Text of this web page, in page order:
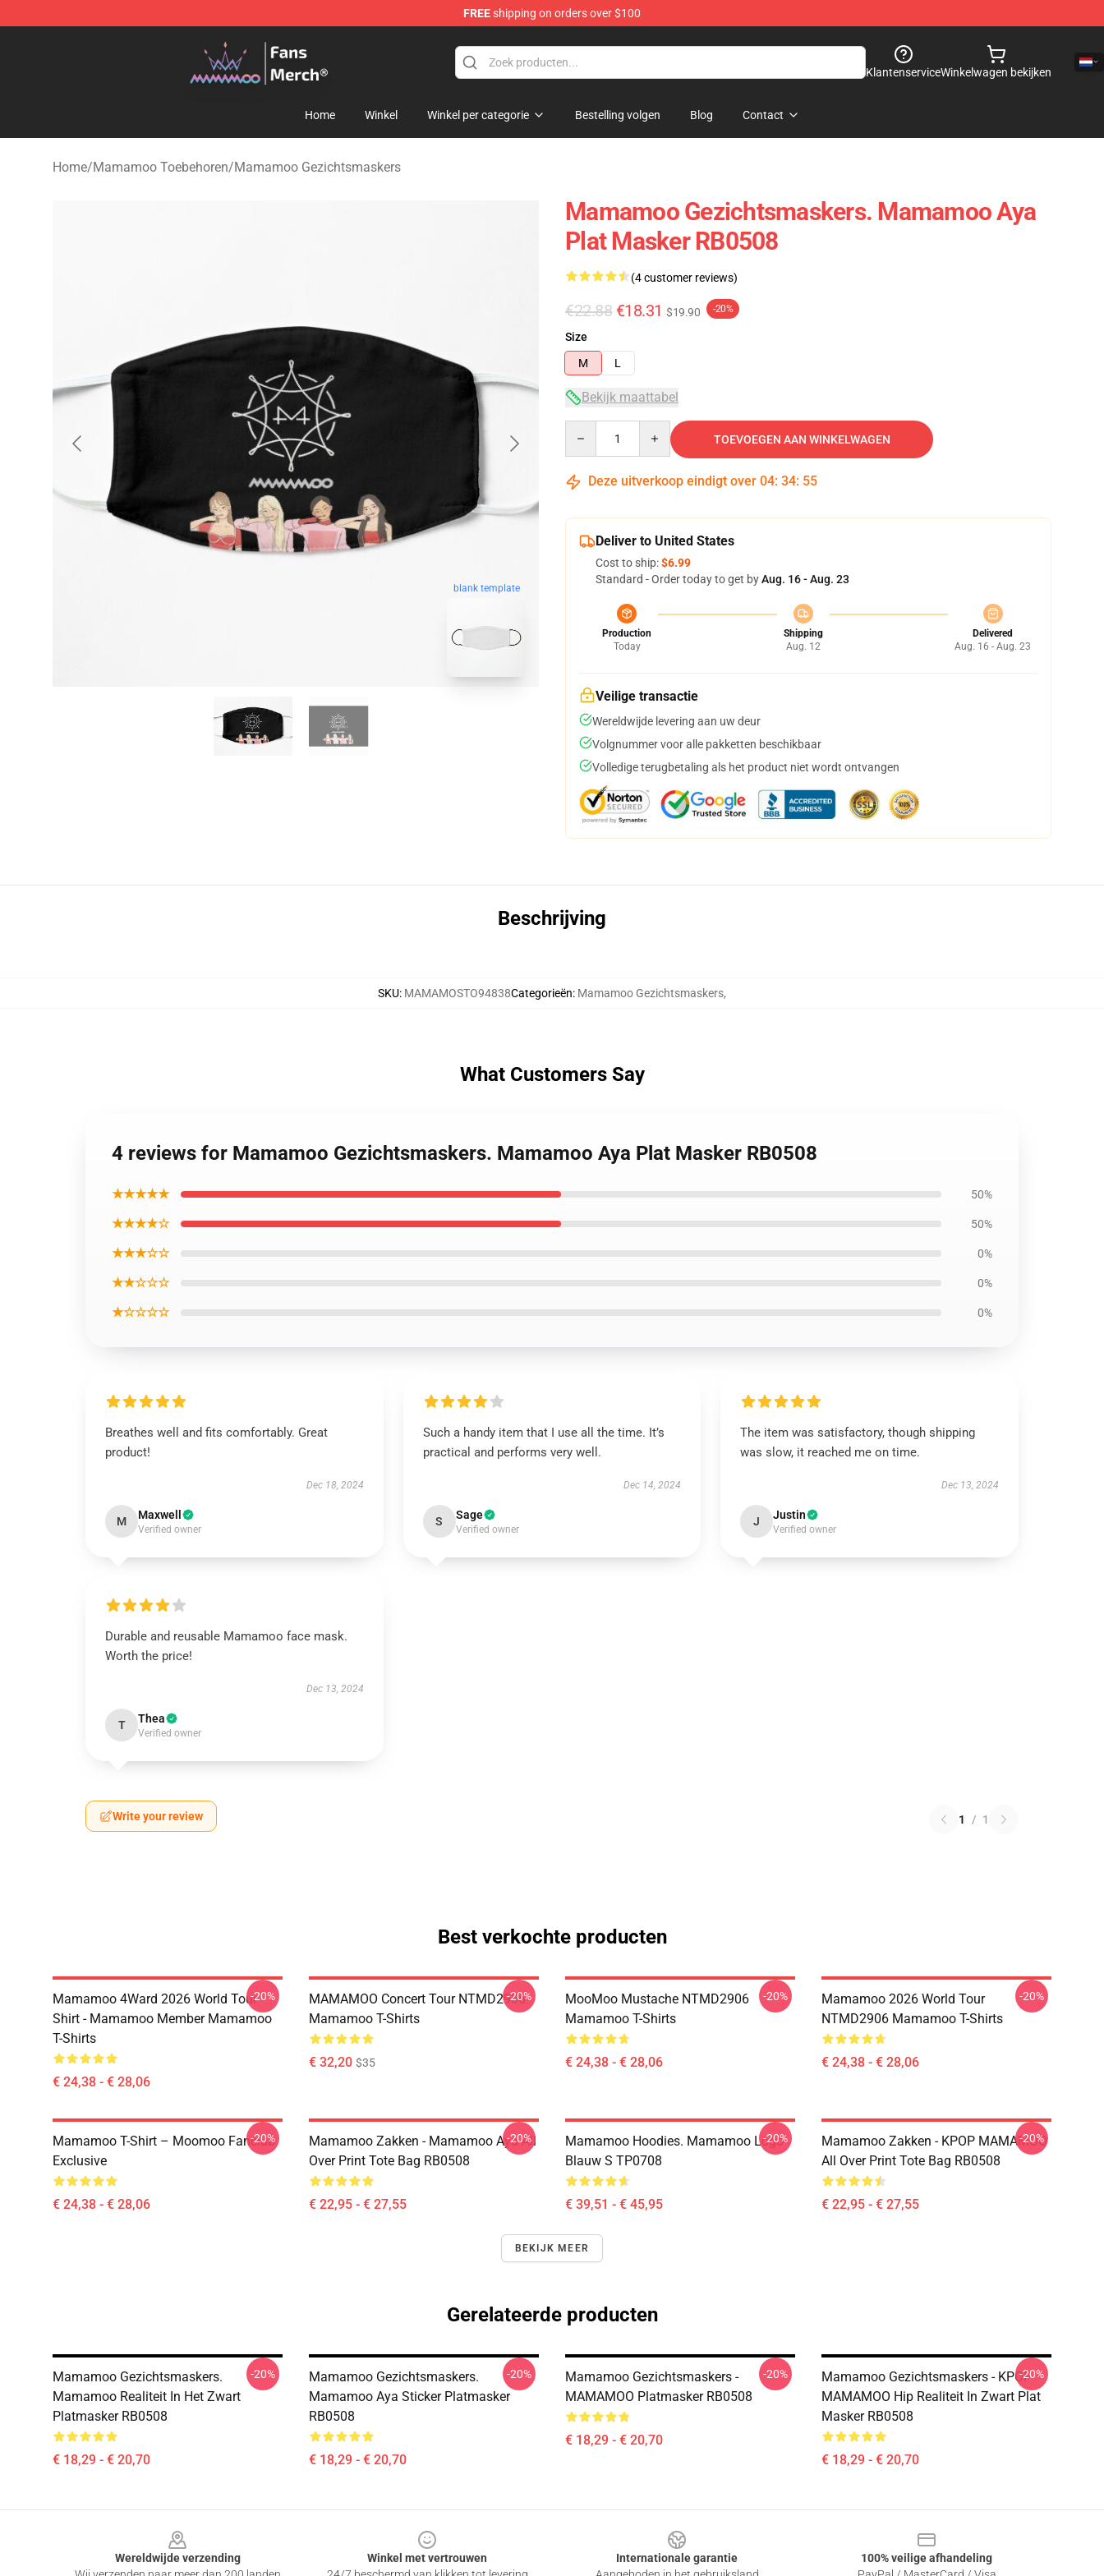
FREEshipping on orders over $100
Mamamoo Store - Official Mamamoo Merchandise Shop
KlantenserviceWinkelwagen bekijken
Home Winkel Winkel per categorie Bestelling volgen Blog Contact
Home/Mamamoo Toebehoren/Mamamoo Gezichtsmaskers
blank template
Mamamoo Gezichtsmaskers. Mamamoo Aya
Plat Masker RB0508
(4 customer reviews)
€22.88 €18.31 $19.90 -20%
Size
M
L
Bekijk maattabel
TOEVOEGEN AAN WINKELWAGEN
Deze uitverkoop eindigt over 04: 34: 54
Deliver to United States
Cost to ship:$6.99
Standard - Order today to get byAug. 16 - Aug. 23
Production
Today
Shipping
Aug. 12
Delivered
Aug. 16 - Aug. 23
Veilige transactie
Wereldwijde levering aan uw deur
Volgnummer voor alle pakketten beschikbaar
Volledige terugbetaling als het product niet wordt ontvangen
Beschrijving
SKU: MAMAMOSTO94838Categorieën: Mamamoo Gezichtsmaskers,
What Customers Say
4 reviews for Mamamoo Gezichtsmaskers. Mamamoo Aya Plat Masker RB0508
★★★★★ 50%
★★★★☆ 50%
★★★☆☆ 0%
★★☆☆☆ 0%
★☆☆☆☆ 0%
Breathes well and fits comfortably. Great
product!
Dec 18, 2024
M Maxwell
Verified owner
Such a handy item that I use all the time. It’s
practical and performs very well.
Dec 14, 2024
S Sage
Verified owner
The item was satisfactory, though shipping
was slow, it reached me on time.
Dec 13, 2024
J Justin
Verified owner
Durable and reusable Mamamoo face mask.
Worth the price!
Dec 13, 2024
T Thea
Verified owner
Write your review 1 / 1
Best verkochte producten
Mamamoo 4Ward 2026 World Tour
Shirt - Mamamoo Member Mamamoo
T-Shirts
€ 24,38 - € 28,06
-20%
MAMAMOO Concert Tour NTMD2906
Mamamoo T-Shirts
€ 32,20 $35
-20%
MooMoo Mustache NTMD2906
Mamamoo T-Shirts
€ 24,38 - € 28,06
-20%
Mamamoo 2026 World Tour
NTMD2906 Mamamoo T-Shirts
€ 24,38 - € 28,06
-20%
Mamamoo T-Shirt – Moomoo Fanclub
Exclusive
€ 24,38 - € 28,06
-20%
Mamamoo Zakken - Mamamoo Aya All
Over Print Tote Bag RB0508
€ 22,95 - € 27,55
-20%
Mamamoo Hoodies. Mamamoo Logo
Blauw S TP0708
€ 39,51 - € 45,95
-20%
Mamamoo Zakken - KPOP MAMAMOO
All Over Print Tote Bag RB0508
€ 22,95 - € 27,55
-20%
BEKIJK MEER
Gerelateerde producten
Mamamoo Gezichtsmaskers.
Mamamoo Realiteit In Het Zwart
Platmasker RB0508
€ 18,29 - € 20,70
-20%
Mamamoo Gezichtsmaskers.
Mamamoo Aya Sticker Platmasker
RB0508
€ 18,29 - € 20,70
-20%
Mamamoo Gezichtsmaskers -
MAMAMOO Platmasker RB0508
€ 18,29 - € 20,70
-20%
Mamamoo Gezichtsmaskers - KPOP
MAMAMOO Hip Realiteit In Zwart Plat
Masker RB0508
€ 18,29 - € 20,70
-20%
Wereldwijde verzending
Winkel met vertrouwen
Internationale garantie
100% veilige afhandeling